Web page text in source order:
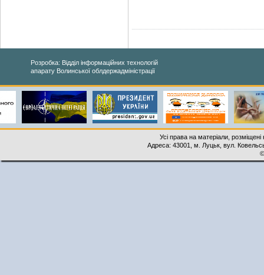
Розробка: Відділ інформаційних технологій
апарату Волинської облдержадміністрації
Усі права на матеріали,
Адреса: 43001, м. Луцьк, вул.